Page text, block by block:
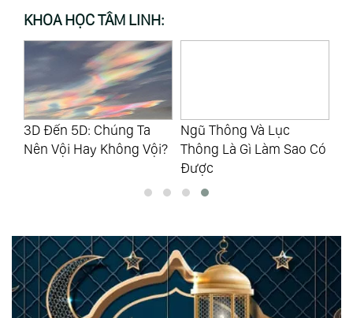
KHOA HỌC TÂM LINH:
3D Đến 5D: Chúng Ta
Nên Vội Hay Không Vội?
Ngũ Thông Và Lục
Thông Là Gì Làm Sao Có
Được